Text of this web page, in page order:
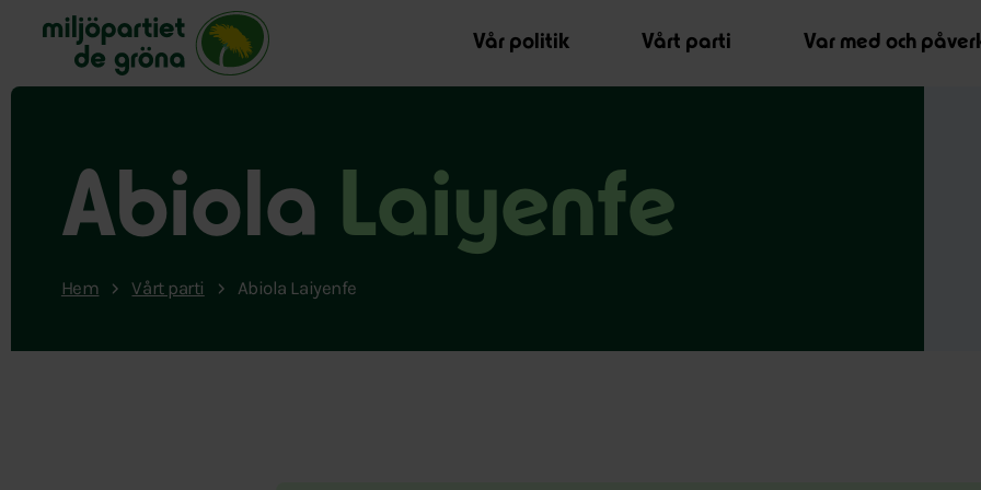
Miljöpartiet de gröna, startsida
Vår politik
Vårt parti Var med och
Abiola Laiyenfe
Hem Vårt parti Abiola Laiyenfe